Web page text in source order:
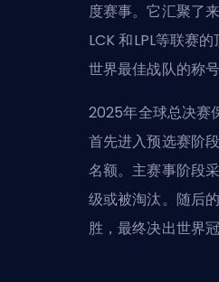
度赛事。它汇聚了
LCK和LPL等联赛的
世界最佳战队的称
2025年全球总决赛
首先进入预选赛阶
名额。主赛事阶段
级或被淘汰。随后
胜，最终决出世界冠